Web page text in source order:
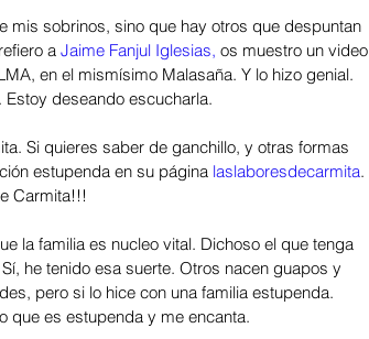
mis sobrinos, sino que hay otros que despuntan
a Jaime Fanjul Iglesias, os muestro un video
en el mismísimo Malasaña. Y lo hizo genial.
deseando escucharla.
Si quieres saber de ganchillo, y otras formas
estupenda en su página laslaboresdecarmita.
Carmita!!!
la familia es nucleo vital. Dichoso el que tenga
he tenido esa suerte. Otros nacen guapos y
pero si lo hice con una familia estupenda.
que es estupenda y me encanta.